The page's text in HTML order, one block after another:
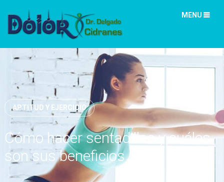
MENU
APTITUD Y EJERCICIO
Cómo hacer sentadillas y cuáles
son sus beneficios